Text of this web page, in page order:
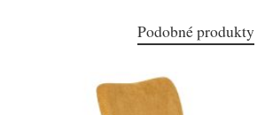
Podobné produkty